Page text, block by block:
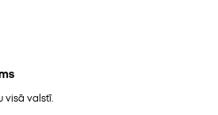
visā valstī.